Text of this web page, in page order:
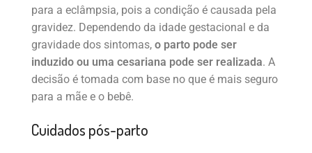
para a eclâmpsia, pois a condição é causada pela
gravidez. Dependendo da idade gestacional e da
gravidade dos sintomas, o parto pode ser
induzido ou uma cesariana pode ser realizada. A
decisão é tomada com base no que é mais seguro
para a mãe e o bebê.
Cuidados pós-parto